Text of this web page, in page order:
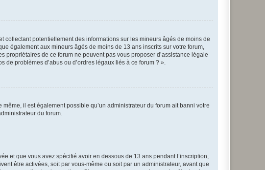
collectant potentiellement des informations sur les mineurs âgés de moins de
également aux mineurs âgés de moins de 13 ans inscrits sur votre forum,
de ce forum ne peuvent pas vous proposer d’assistance légale
problèmes d’abus ou d’ordres légaux liés à ce forum ? ».
il est également possible qu’un administrateur du forum ait banni votre
du forum.
et que vous avez spécifié avoir en dessous de 13 ans pendant l’inscription,
être activées, soit par vous-même ou soit par un administrateur, avant que